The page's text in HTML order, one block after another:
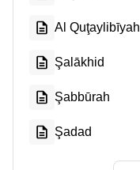
Al Quţaylibīyah
Şalākhid
Şabbūrah
Şadad